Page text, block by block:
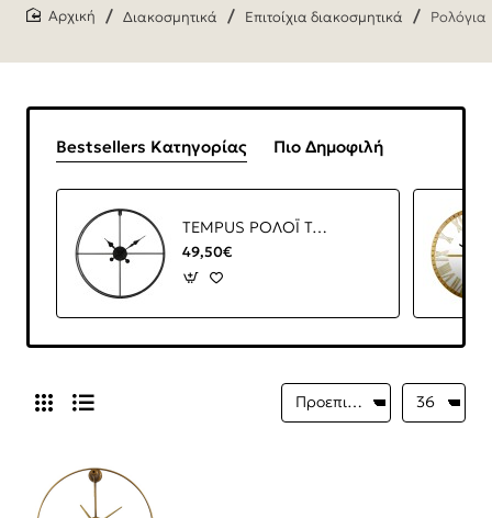
Διακοσμητικά Επιτοίχια διακοσμητικά Ρολόγια
Bestsellers Κατηγορίας Πιο Δημοφιλή
TEMPUS ΡΟΛΟΪ ΤΟΙΧΟΥ 60x60x7cm ΜΕΤΑΛΛΟ ΜΑΥΡΟ
49,50€